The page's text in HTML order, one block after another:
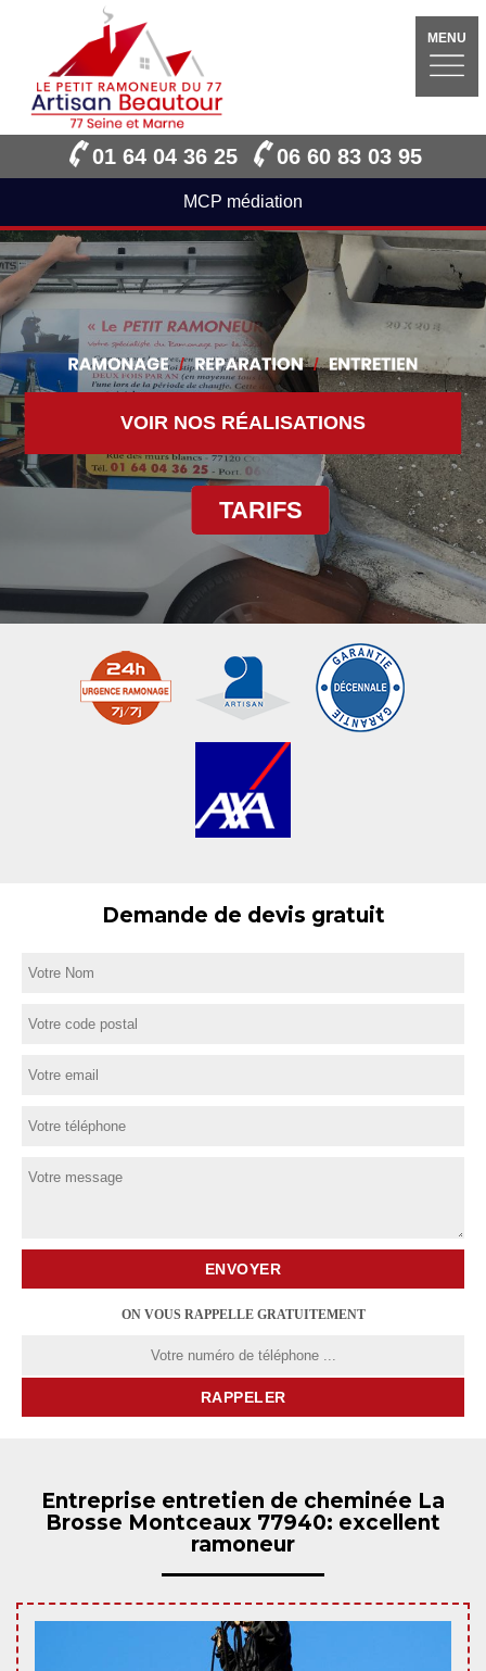
MENU
01 64 04 36 25 06 60 83 03 95
MCP médiation
VOIR NOS RÉALISATIONS
TARIFS
Demande de devis gratuit
ON VOUS RAPPELLE GRATUITEMENT
Entreprise entretien de cheminée La
Brosse Montceaux 77940: excellent
ramoneur